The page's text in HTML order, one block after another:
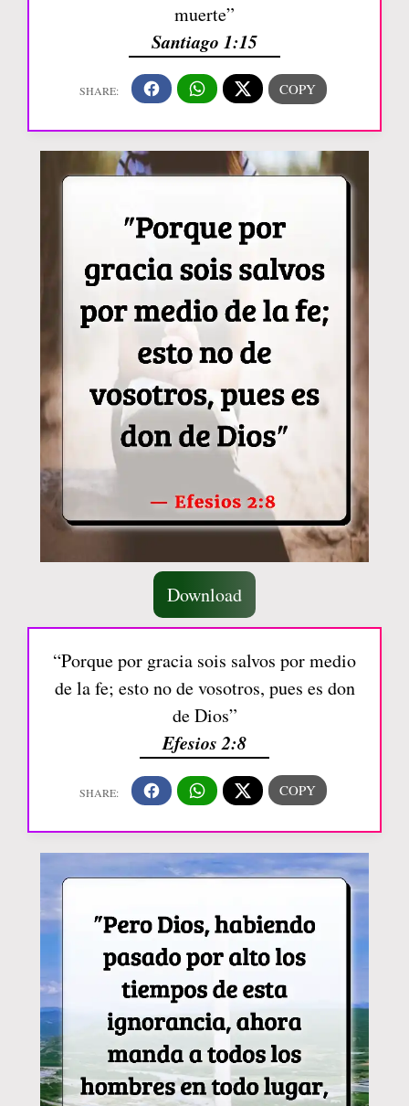
muerte”
Santiago 1:15
Download
“Porque por gracia sois salvos por medio
de la fe; esto no de vosotros, pues es don
de Dios”
Efesios 2:8